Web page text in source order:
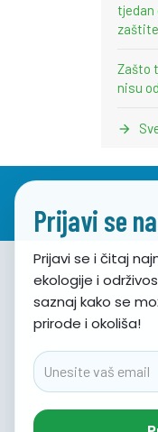
tjedan
Zašto
nisu
Prijavi se
Prijavi se i čitaj
ekologije i
saznaj kako se
prirode i okoliša!
Email
Udruga za
Obala
21000 Split,
email:
Tel: